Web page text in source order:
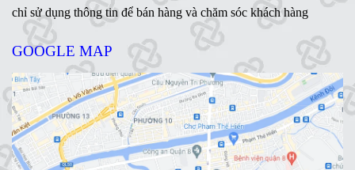
chỉ sử dụng thông tin để bán hàng và chăm sóc khách hàng
GOOGLE MAP